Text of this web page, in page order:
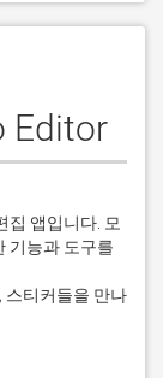
Editor
집 앱입니다. 모
기능과 도구를
스티커들을 만나